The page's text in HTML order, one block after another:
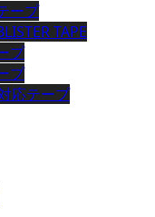
ープ
TAPE
プ
プ
応テープ